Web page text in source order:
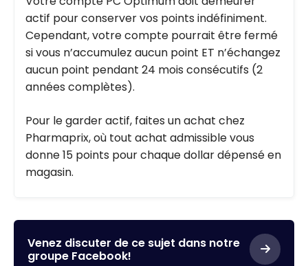
actif pour conserver vos points indéfiniment.
Cependant, votre compte pourrait être fermé
si vous n’accumulez aucun point ET n’échangez
aucun point pendant 24 mois consécutifs (2
années complètes).
Pour le garder actif, faites un achat chez
Pharmaprix, où tout achat admissible vous
donne 15 points pour chaque dollar dépensé en
magasin.
Venez discuter de ce sujet dans notre
groupe Facebook!